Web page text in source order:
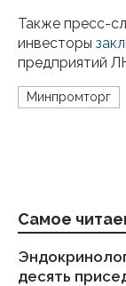
Также пресс-
инвесторы
предприятий
Минпромторг
Самое
десять